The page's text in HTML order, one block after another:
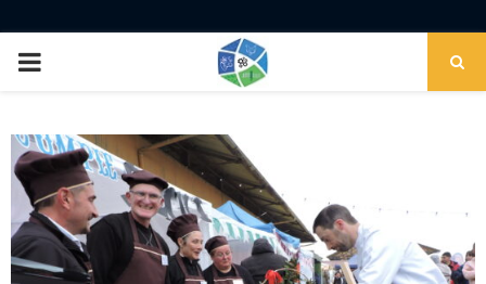
PRIMARY